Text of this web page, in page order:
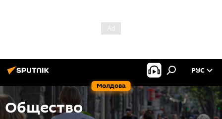
Молдова
РУС
Общество